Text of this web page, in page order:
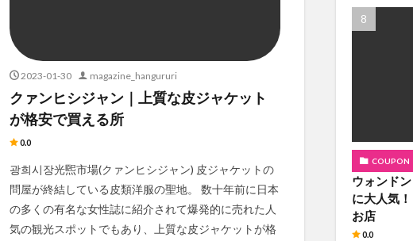
2023-01-30 magazine_hangururi
クァンヒシジャン｜上質な皮ジャケット
が格安で買える所
0.0
광희시장光煕市場(クァンヒシジャン) 皮ジャケットの
問屋が終結している皮類洋服の聖地。 数十年前に日本
の多くの有名な女性誌に紹介されて爆発的に売れた人
気の観光スポットでもあり、上質な皮ジャケットが格
COUPON
ウォンド
に大人気
お店
0.0